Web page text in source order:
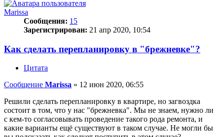
Marissa
Сообщения: 15
Зарегистрирован: 21 апр 2020, 10:54
Как сделать перепланировку в "брежневке"?
Цитата
Сообщение Marissa » 12 июн 2020, 06:55
Решили сделать перепланировку в квартире, но загвоздка
состоит в том, что у нас "брежневка". Мы не знаем, нужно ли
с кем-то согласовывать проведение такого рода ремонта, и
какие варианты ещё существуют в таком случае. Не могли бы